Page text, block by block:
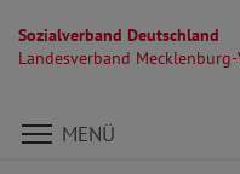
Sozialverband Deutschland
Landesverband
Direkt zu den Inhalten
MENÜ